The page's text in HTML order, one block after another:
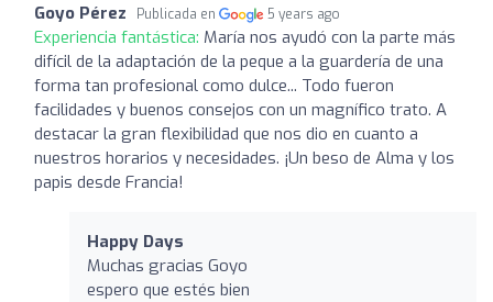
Goyo Pérez Publicada en 5 years ago
Experiencia fantástica: María nos ayudó con la parte más
difícil de la adaptación de la peque a la guardería de una
forma tan profesional como dulce... Todo fueron
facilidades y buenos consejos con un magnífico trato. A
destacar la gran flexibilidad que nos dio en cuanto a
nuestros horarios y necesidades. ¡Un beso de Alma y los
papis desde Francia!
Happy Days
Muchas gracias Goyo
espero que estés bien